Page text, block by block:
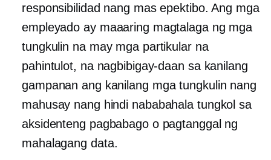
responsibilidad nang mas epektibo. Ang mga
empleyado ay maaaring magtalaga ng mga
tungkulin na may mga partikular na
pahintulot, na nagbibigay-daan sa kanilang
gampanan ang kanilang mga tungkulin nang
mahusay nang hindi nababahala tungkol sa
aksidenteng pagbabago o pagtanggal ng
mahalagang data.